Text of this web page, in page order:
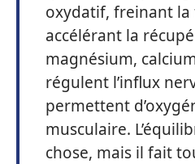
oxydatif, freinant
accélérant la
magnésium,
régulent l’influx
permettent
musculaire.
chose, mais il fait